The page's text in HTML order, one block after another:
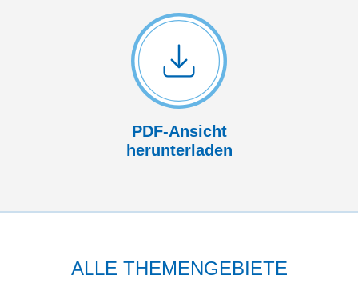
PDF-Ansicht
herunterladen
ALLE THEMENGEBIETE